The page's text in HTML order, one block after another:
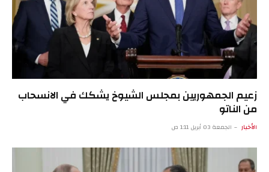
زعيم الجمهوريين بمجلس الشيوخ يشكك في الانسحاب
من الناتو
الأخبار الجمعة 03 أبريل 1:11 ص